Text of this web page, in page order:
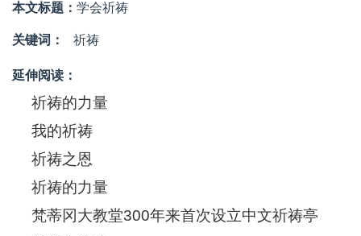
本文标题： 学会祈祷
关键词： 祈祷
延伸阅读：
祈祷的力量
我的祈祷
祈祷之恩
祈祷的力量
梵蒂冈大教堂300年来首次设立中文祈祷亭